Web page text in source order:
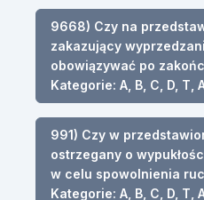
9668) Czy na
zakazujący
obowiązywać po
Kategorie: A, B, C, D, T,
991) Czy w
ostrzegany o
w celu spowolnienia
Kategorie: A, B, C, D, T,